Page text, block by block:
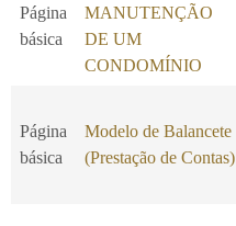
Página
básica
MANUTENÇÃO
DE UM
CONDOMÍNIO
Página
básica
Modelo de Balancete
(Prestação de Contas)